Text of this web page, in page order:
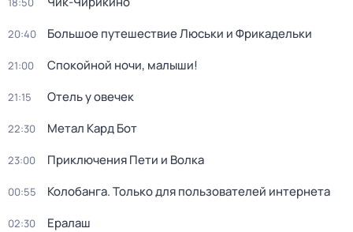
20:40 Большое путешествие Люськи и Фрикадельки
21:00 Спокойной ночи, малыши!
21:15 Отель у овечек
22:30 Метал Кард Бот
23:00 Приключения Пети и Волка
00:55 Колобанга. Только для пользователей интернета
02:30 Ералаш